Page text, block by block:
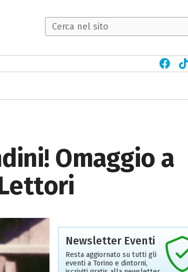
Omaggio a
Newsletter Eventi
Resta aggiornato su tutti gli
eventi a Torino e dintorni,